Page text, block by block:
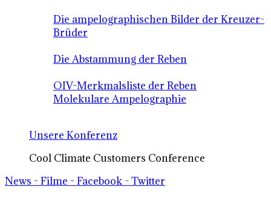
Die ampelographischen Bilder der Kreuzer-
Brüder
Die Abstammung der Reben
OIV-Merkmalsliste der Reben
Molekulare Ampelographie
Unsere Konferenz
Cool Climate Customers Conference
News - Filme - Facebook - Twitter